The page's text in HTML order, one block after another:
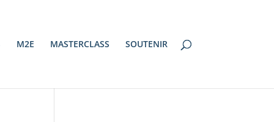
M2E MASTERCLASS SOUTENIR